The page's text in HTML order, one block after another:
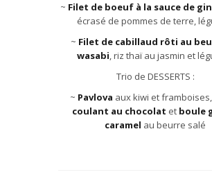
~ Filet de boeuf à la sauce de
écrasé de pommes de terre,
~ Filet de cabillaud rôti au
wasabi, riz thaï au jasmin et
Trio de DESSERTS :
~ Pavlova aux kiwi et framboises,
coulant au chocolat et boule
caramel au beurre salé